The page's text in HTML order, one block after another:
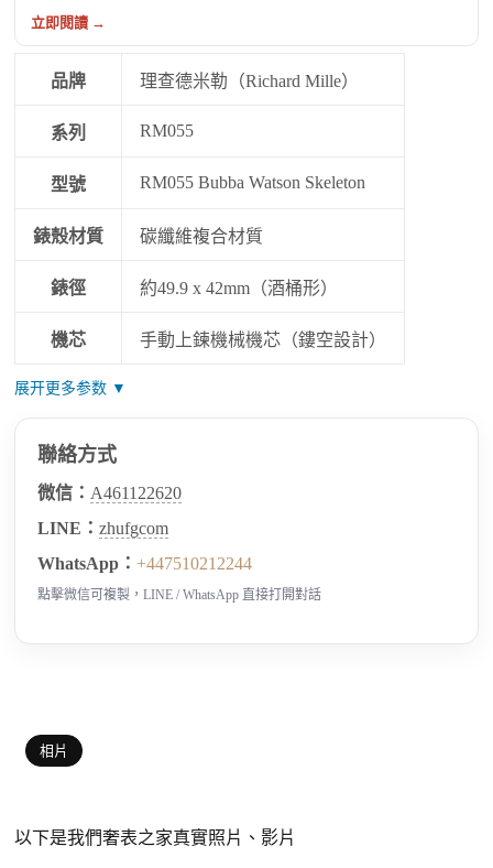
立即閱讀 →
品牌 理查德米勒（Richard Mille）
系列 RM055
型號 RM055 Bubba Watson Skeleton
錶殼材質 碳纖維複合材質
錶徑 約49.9 x 42mm（酒桶形）
機芯 手動上鍊機械機芯（鏤空設計）
展开更多参数 ▼
聯絡方式
微信： A461122620
LINE：zhufgcom
WhatsApp：+447510212244
點擊微信可複製，LINE / WhatsApp 直接打開對話
相片
以下是我們奢表之家真實照片、影片